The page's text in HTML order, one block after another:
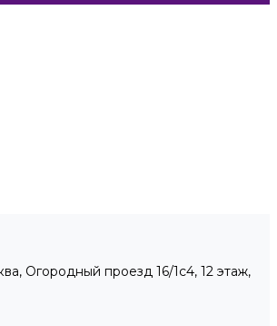
Огородный проезд 16/1с4, 12 этаж,